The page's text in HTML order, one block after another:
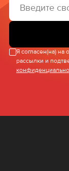
Я согласен(на)
рассылки и